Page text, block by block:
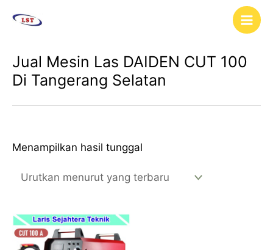
Main
Jual Mesin Las DAIDEN CUT 100
Di Tangerang Selatan
Menampilkan hasil tunggal